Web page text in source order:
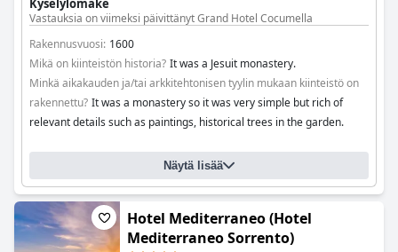
ja tunnelma herättävät historiallisen viehätyksen tunteen.
Kyselylomake
Vastauksia on viimeksi päivittänyt Grand Hotel Cocumella
Rakennusvuosi: 1600
Mikä on kiinteistön historia? It was a Jesuit monastery.
Minkä aikakauden ja/tai arkkitehtonisen tyylin mukaan kiinteistö on
rakennettu? It was a monastery so it was very simple but rich of
relevant details such as paintings, historical trees in the garden.
Näytä lisää
Hotel Mediterraneo (Hotel
Mediterraneo Sorrento)